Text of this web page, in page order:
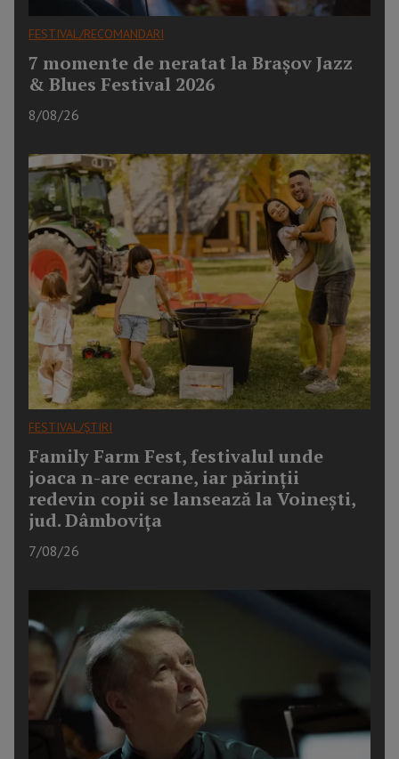
FESTIVAL/RECOMANDARI
7 momente de neratat la Brașov Jazz
& Blues Festival 2026
8/08/26
FESTIVAL/ȘTIRI
Family Farm Fest, festivalul unde
joaca n-are ecrane, iar părinții
redevin copii se lansează la Voinești,
jud. Dâmbovița
7/08/26